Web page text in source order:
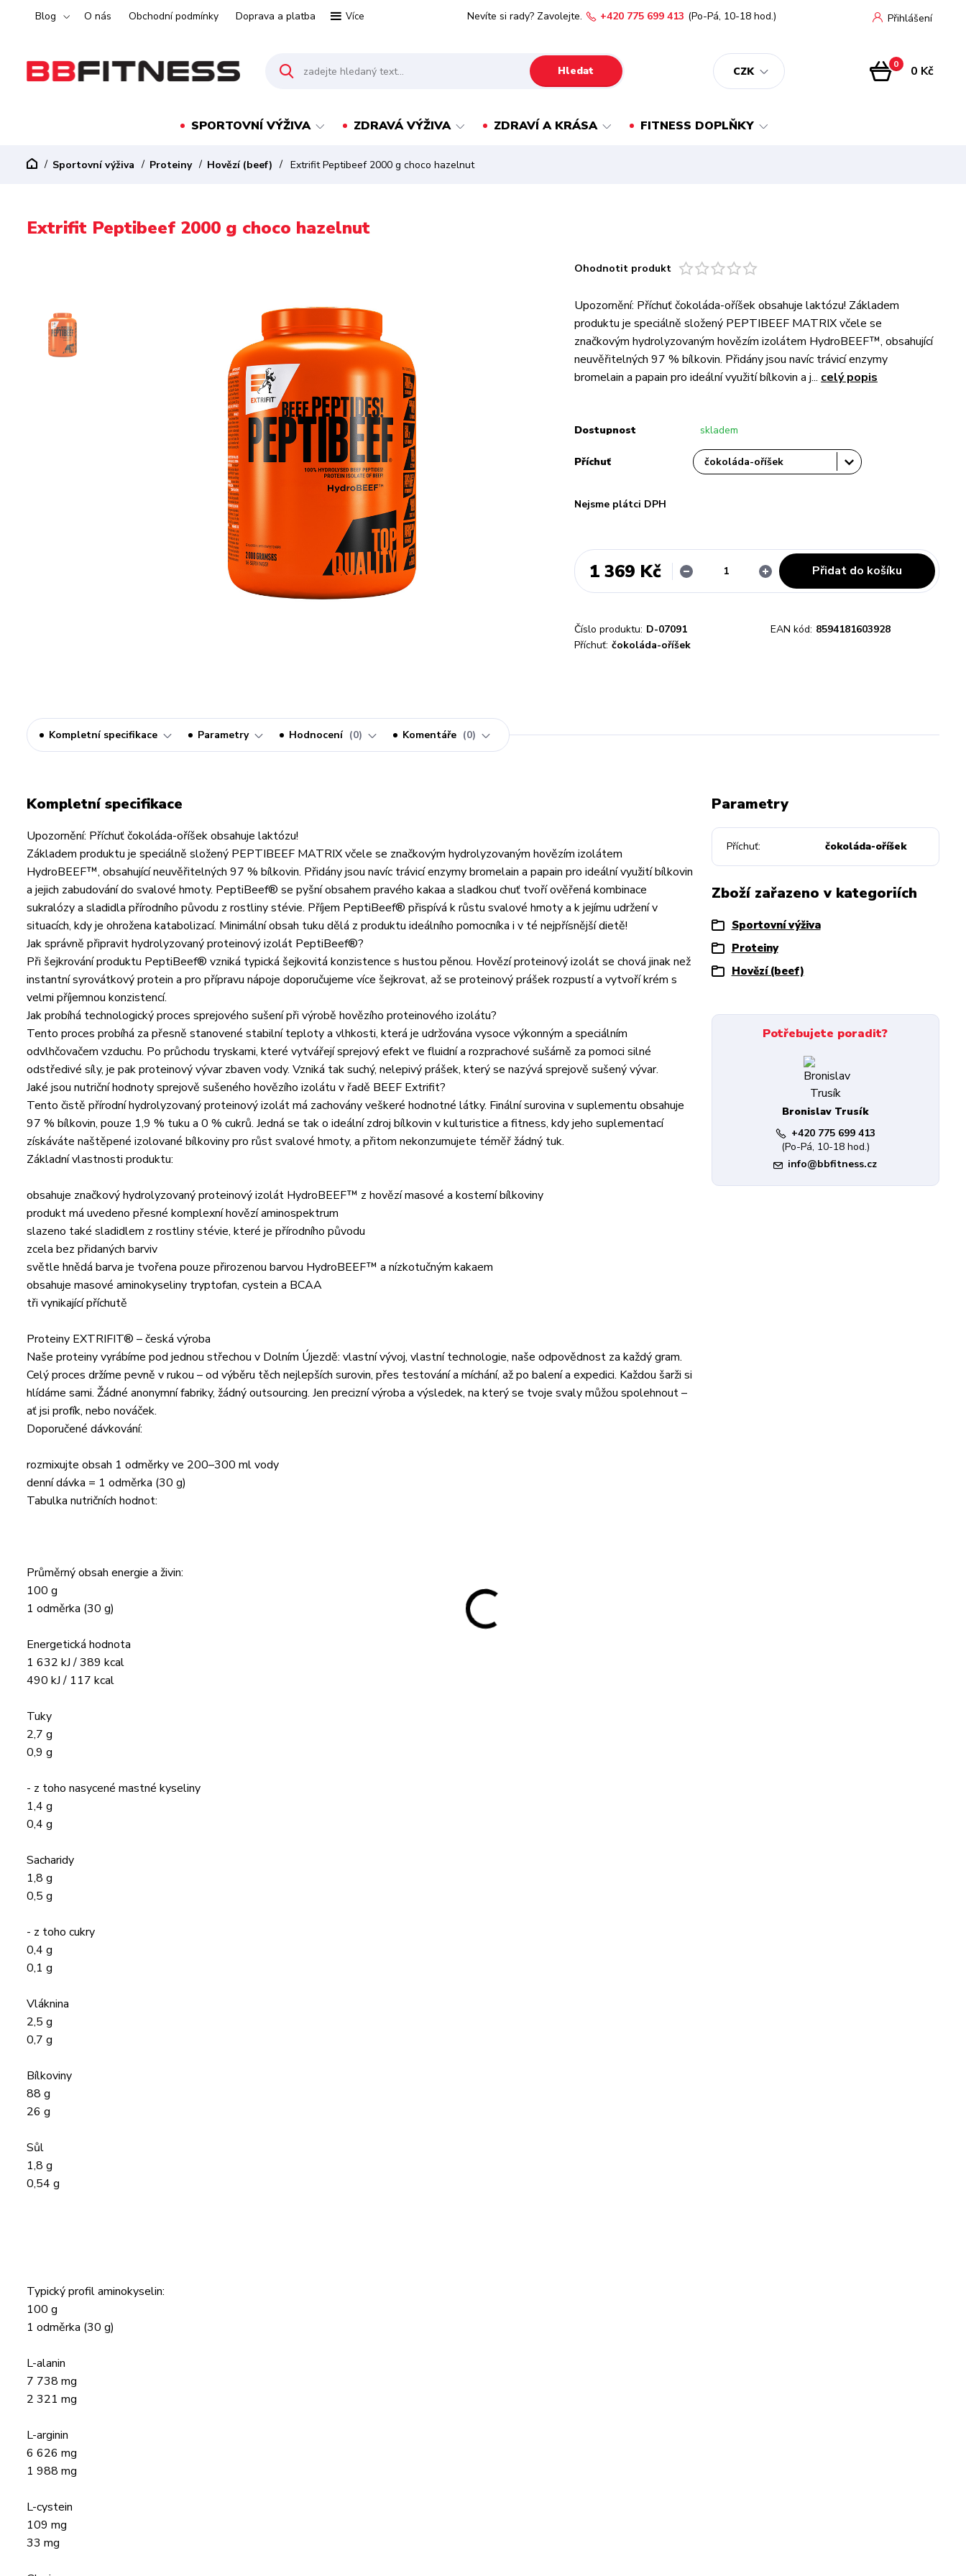
Blog O nás Obchodní podmínky Doprava a platba Více
CZK
Přihlášení
Hledat
Nevíte si rady? Zavolejte. +420 775 699 413 (Po-Pá, 10-18 hod.)
0 0 Kč
SPORTOVNÍ VÝŽIVA ZDRAVÁ VÝŽIVA ZDRAVÍ A KRÁSA FITNESS DOPLŇKY
Sportovní výživa Proteiny Hovězí (beef) Extrifit Peptibeef 2000 g choco hazelnut
Extrifit Peptibeef 2000 g choco hazelnut
Ohodnotit produkt
Upozornění: Příchuť čokoláda-oříšek obsahuje laktózu! Základem
produktu je speciálně složený PEPTIBEEF MATRIX včele se
značkovým hydrolyzovaným hovězím izolátem HydroBEEF™, obsahující
neuvěřitelných 97 % bílkovin. Přidány jsou navíc trávicí enzymy
bromelain a papain pro ideální využití bílkovin a j... celý popis
Dostupnost skladem
Příchuť
Nejsme plátci DPH
1 369 Kč Přidat do košíku
Číslo produktu: D-07091 EAN kód: 8594181603928
Příchuť: čokoláda-oříšek
Kompletní specifikace Parametry Hodnocení 0 Komentáře 0
Kompletní specifikace
Upozornění: Příchuť čokoláda-oříšek obsahuje laktózu!
Základem produktu je speciálně složený PEPTIBEEF MATRIX včele se značkovým hydrolyzovaným hovězím izolátem
HydroBEEF™, obsahující neuvěřitelných 97 % bílkovin. Přidány jsou navíc trávicí enzymy bromelain a papain pro ideální využití bílkovin
a jejich zabudování do svalové hmoty. PeptiBeef® se pyšní obsahem pravého kakaa a sladkou chuť tvoří ověřená kombinace
sukralózy a sladidla přírodního původu z rostliny stévie. Příjem PeptiBeef® přispívá k růstu svalové hmoty a k jejímu udržení v
situacích, kdy je ohrožena katabolizací. Minimální obsah tuku dělá z produktu ideálního pomocníka i v té nejpřísnější dietě!
Jak správně připravit hydrolyzovaný proteinový izolát PeptiBeef®?
Při šejkrování produktu PeptiBeef® vzniká typická šejkovitá konzistence s hustou pěnou. Hovězí proteinový izolát se chová jinak než
instantní syrovátkový protein a pro přípravu nápoje doporučujeme více šejkrovat, až se proteinový prášek rozpustí a vytvoří krém s
velmi příjemnou konzistencí.
Jak probíhá technologický proces sprejového sušení při výrobě hovězího proteinového izolátu?
Tento proces probíhá za přesně stanovené stabilní teploty a vlhkosti, která je udržována vysoce výkonným a speciálním
odvlhčovačem vzduchu. Po průchodu tryskami, které vytvářejí sprejový efekt ve fluidní a rozprachové sušárně za pomoci silné
odstředivé síly, je pak proteinový vývar zbaven vody. Vzniká tak suchý, nelepivý prášek, který se nazývá sprejově sušený vývar.
Jaké jsou nutriční hodnoty sprejově sušeného hovězího izolátu v řadě BEEF Extrifit?
Tento čistě přírodní hydrolyzovaný proteinový izolát má zachovány veškeré hodnotné látky. Finální surovina v suplementu obsahuje
97 % bílkovin, pouze 1,9 % tuku a 0 % cukrů. Jedná se tak o ideální zdroj bílkovin v kulturistice a fitness, kdy jeho suplementací
získáváte naštěpené izolované bílkoviny pro růst svalové hmoty, a přitom nekonzumujete téměř žádný tuk.
Základní vlastnosti produktu:
obsahuje značkový hydrolyzovaný proteinový izolát HydroBEEF™ z hovězí masové a kosterní bílkoviny
produkt má uvedeno přesné komplexní hovězí aminospektrum
slazeno také sladidlem z rostliny stévie, které je přírodního původu
zcela bez přidaných barviv
světle hnědá barva je tvořena pouze přirozenou barvou HydroBEEF™ a nízkotučným kakaem
obsahuje masové aminokyseliny tryptofan, cystein a BCAA
tři vynikající příchutě
Proteiny EXTRIFIT® – česká výroba
Naše proteiny vyrábíme pod jednou střechou v Dolním Újezdě: vlastní vývoj, vlastní technologie, naše odpovědnost za každý gram.
Celý proces držíme pevně v rukou – od výběru těch nejlepších surovin, přes testování a míchání, až po balení a expedici. Každou šarži si
hlídáme sami. Žádné anonymní fabriky, žádný outsourcing. Jen precizní výroba a výsledek, na který se tvoje svaly můžou spolehnout –
ať jsi profík, nebo nováček.
Doporučené dávkování:
rozmixujte obsah 1 odměrky ve 200–300 ml vody
denní dávka = 1 odměrka (30 g)
Tabulka nutričních hodnot:
Průměrný obsah energie a živin:
100 g
1 odměrka (30 g)
Energetická hodnota
1 632 kJ / 389 kcal
490 kJ / 117 kcal
Tuky
2,7 g
0,9 g
- z toho nasycené mastné kyseliny
1,4 g
0,4 g
Sacharidy
1,8 g
0,5 g
- z toho cukry
0,4 g
0,1 g
Vláknina
2,5 g
0,7 g
Bílkoviny
88 g
26 g
Sůl
1,8 g
0,54 g
Typický profil aminokyselin:
100 g
1 odměrka (30 g)
L-alanin
7 738 mg
2 321 mg
L-arginin
6 626 mg
1 988 mg
L-cystein
109 mg
33 mg
Parametry
Příchuť čokoláda-oříšek
Zboží zařazeno v kategoriích
Sportovní výživa
Proteiny
Hovězí (beef)
Potřebujete poradit?
Bronislav Trusík
+420 775 699 413
(Po-Pá, 10-18 hod.)
info@bbfitness.cz